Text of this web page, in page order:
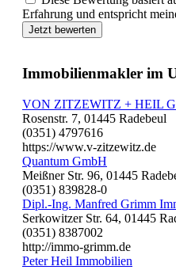
Erfahrung und entspricht
Jetzt bewerten
Immobilienmakler im
VON ZITZEWITZ + HEIL
Rosenstr. 7, 01445 Radebeul
(0351) 4797616
https://www.v-zitzewitz.de
Quantum GmbH
Meißner Str. 96, 01445
(0351) 839828-0
Dipl.-Ing. Manfred Grimm
Serkowitzer Str. 64, 01445
(0351) 8387002
http://immo-grimm.de
Peter Heil Immobilien